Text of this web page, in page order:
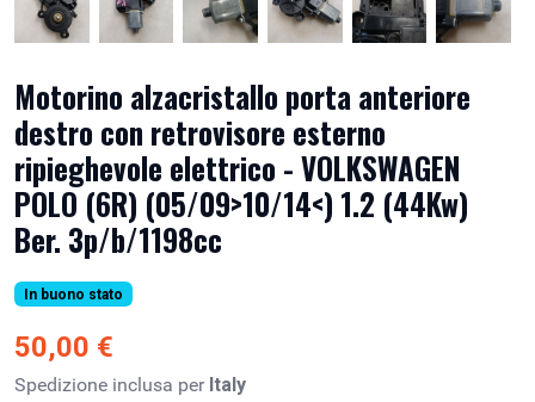
Motorino alzacristallo porta anteriore
destro con retrovisore esterno
ripieghevole elettrico - VOLKSWAGEN
POLO (6R) (05/09>10/14<) 1.2 (44Kw)
Ber. 3p/b/1198cc
In buono stato
50,00 €
Spedizione inclusa per Italy